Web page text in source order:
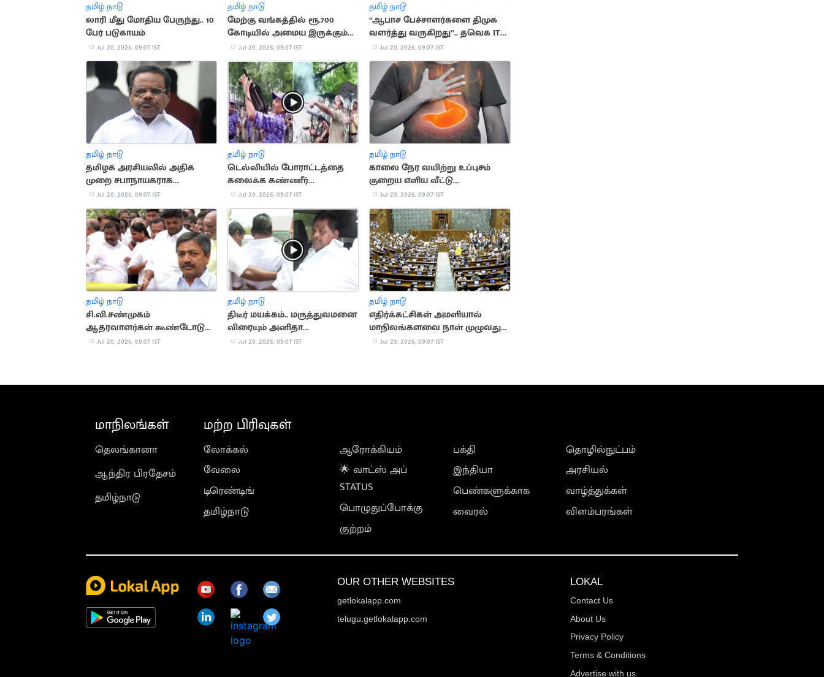
தமிழ் நாடு
லாரி மீது மோதிய பேருந்து.. 10
பேர் படுகாயம்
Jul 20, 2026, 09:07 IST
தமிழ் நாடு
மேற்கு வங்கத்தில் ரூ.700
கோடியில் அமைய இருக்கும்
தயிர் ஆலை
Jul 20, 2026, 09:07 IST
தமிழ் நாடு
“ஆபாச பேச்சாளர்களை திமுக
வளர்த்து வருகிறது”.. தவெக IT
WingJul 20, 2026, 09:07 IST
தமிழ் நாடு
தமிழக அரசியலில் அதிக
முறை சபாநாயகராக
இருந்தவர் யார்?
Jul 20, 2026, 09:07 IST
தமிழ் நாடு
டெல்லியில் போராட்டத்தை
கலைக்க கண்ணீர்
புகைகுண்டு வீச்சு
Jul 20, 2026, 09:07 IST
தமிழ் நாடு
காலை நேர வயிற்று உப்புசம்
குறைய எளிய வீட்டு
வைத்தியங்கள்!
Jul 20, 2026, 09:07 IST
தமிழ் நாடு
சி.வி.சண்முகம்
ஆதரவாளர்கள் கூண்டோடு
ராஜினாமா
Jul 20, 2026, 09:07 IST
தமிழ் நாடு
திடீர் மயக்கம்.. மருத்துவமனை
விரையும் அனிதா
ராதாகிருஷ்ணன்
Jul 20, 2026, 09:07 IST
தமிழ் நாடு
எதிர்க்கட்சிகள் அமளியால்
மாநிலங்களவை நாள் முழுவதும்
ஒத்திவைப்பு
Jul 20, 2026, 09:07 IST
மாநிலங்கள்
தெலங்கானா
ஆந்திர பிரதேசம்
தமிழ்நாடு
மற்ற பிரிவுகள்
லோக்கல்
வேலை
டிரெண்டிங்
தமிழ்நாடு
ஆரோக்கியம்
🌟 வாட்ஸ் அப்
STATUS
பொழுதுப்போக்கு
குற்றம்
பக்தி
இந்தியா
பெண்களுக்காக
வைரல்
தொழில்நுட்பம்
அரசியல்
வாழ்த்துக்கள்
விளம்பரங்கள்
OUR OTHER WEBSITES
getlokalapp.com
telugu.getlokalapp.com
LOKAL
Contact Us
About Us
Privacy Policy
Terms & Conditions
Advertise with us